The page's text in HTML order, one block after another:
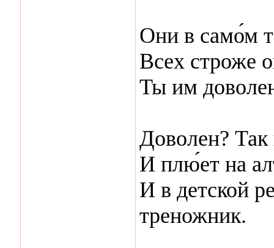
Они в само́м
Всех строже
Ты им
Доволен? Так
И плю́ет на
И в детской
треножник.